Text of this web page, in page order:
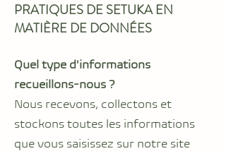
PRATIQUES DE SETUKA EN
MATIÈRE DE DONNÉES
Quel type d'informations
recueillons-nous ?
Nous recevons, collectons et
stockons toutes les informations
que vous saisissez sur notre site